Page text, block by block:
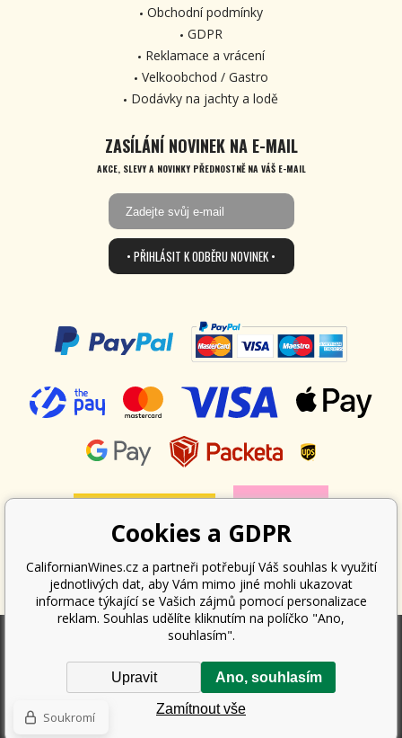
Obchodní podmínky
GDPR
Reklamace a vrácení
Velkoobchod / Gastro
Dodávky na jachty a lodě
ZASÍLÁNÍ NOVINEK NA E-MAIL
AKCE, SLEVY A NOVINKY PŘEDNOSTNĚ NA VÁŠ E-MAIL
• PŘIHLÁSIT K ODBĚRU NOVINEK •
Podle zákona o evidenci tržeb je prodávající povinen vystavit kupujícímu
účtenku. Zároveň je povinen zaevidovat přijatou tržbu u správce daně
online; v případě technického výpadku pak nejpozději do 48 hodin.
Copyright ©
Californian Wines Export s.r.o.
vyhrazena.
Cookies a GDPR
CalifornianWines.cz a partneři potřebují Váš souhlas k využití
jednotlivých dat, aby Vám mimo jiné mohli ukazovat
informace týkající se Vašich zájmů pomocí personalizace
reklam. Souhlas udělíte kliknutím na políčko "Ano,
souhlasím".
Zamítnout vše
Ano, souhlasím
Upravit
Soukromí